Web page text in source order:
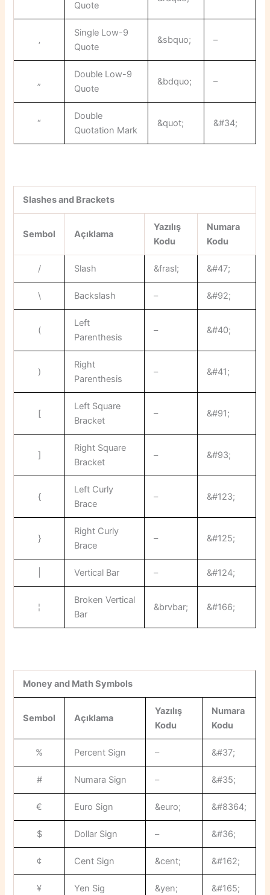
Quote
‚
Single Low-9
Quote
&sbquo; –
„
Double Low-9
Quote
&bdquo; –
“
Double
Quotation Mark
&quot; &#34;
Slashes and Brackets
Sembol Açıklama
Yazılış
Kodu
Numara
Kodu
/ Slash &frasl; &#47;
\ Backslash – &#92;
(
Left
Parenthesis
– &#40;
)
Right
Parenthesis
– &#41;
[
Left Square
Bracket
– &#91;
]
Right Square
Bracket
– &#93;
{
Left Curly
Brace
– &#123;
}
Right Curly
Brace
– &#125;
Vertical Bar – &#124;
¦
Broken Vertical
Bar
&brvbar; &#166;
Money and Math Symbols
Sembol Açıklama
Yazılış
Kodu
Numara
Kodu
% Percent Sign – &#37;
# Numara Sign – &#35;
€ Euro Sign &euro; &#8364;
$ Dollar Sign – &#36;
¢ Cent Sign &cent; &#162;
¥ Yen Sig &yen; &#165;